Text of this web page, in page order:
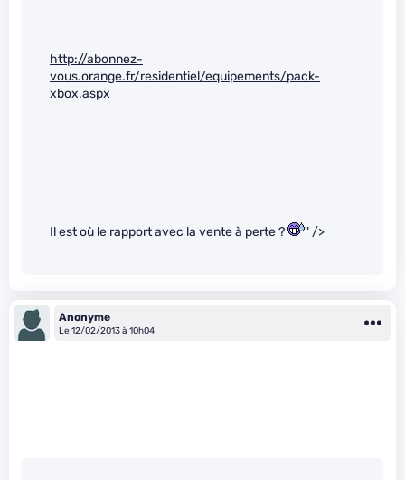
http://abonnez-
vous.orange.fr/residentiel/equipements/pack-
xbox.aspx
Il est où le rapport avec la vente à perte ? " />
Anonyme
Le 12/02/2013 à 10h04